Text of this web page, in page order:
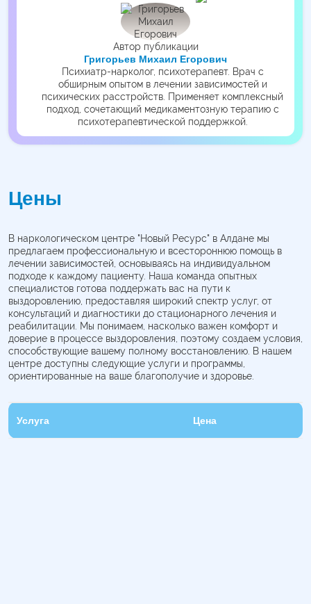
Автор публикации
Григорьев Михаил Егорович
Психиатр-нарколог, психотерапевт. Врач с
обширным опытом в лечении зависимостей и
психических расстройств. Применяет комплексный
подход, сочетающий медикаментозную терапию с
психотерапевтической поддержкой.
Цены
В наркологическом центре "Новый Ресурс" в Алдане мы
предлагаем профессиональную и всестороннюю помощь в
лечении зависимостей, основываясь на индивидуальном
подходе к каждому пациенту. Наша команда опытных
специалистов готова поддержать вас на пути к
выздоровлению, предоставляя широкий спектр услуг, от
консультаций и диагностики до стационарного лечения и
реабилитации. Мы понимаем, насколько важен комфорт и
доверие в процессе выздоровления, поэтому создаем условия,
способствующие вашему полному восстановлению. В нашем
центре доступны следующие услуги и программы,
ориентированные на ваше благополучие и здоровье.
Услуга Цена